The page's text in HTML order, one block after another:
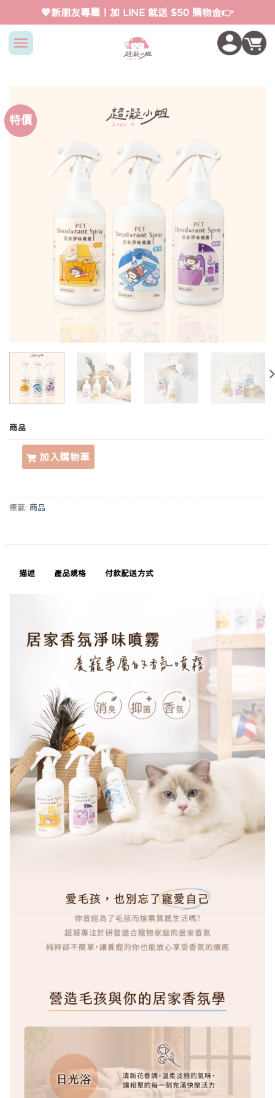
content
💖新朋友專屬！加 LINE 就送 $50 購物金👉
特價
商品
寵物除臭噴霧ｘ寵物友善香氛｜日本專利，快速分解臭源！ 數量
加入購物車
標籤: 商品
描述 產品規格 付款配送方式